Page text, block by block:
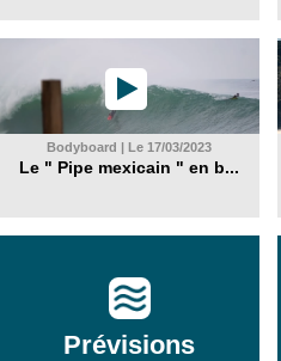
Bodyboard | Le 17/03/2023
Le " Pipe mexicain " en b...
Prévisions